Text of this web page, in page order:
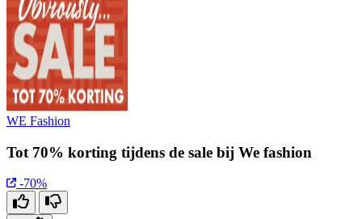
WE Fashion
Tot 70% korting tijdens de sale bij We fashion
-70%